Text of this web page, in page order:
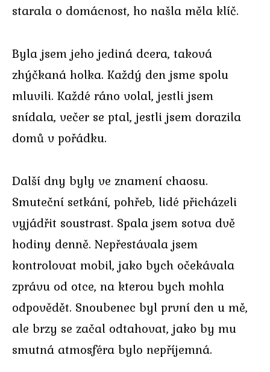
starala o domácnost, ho našla měla klíč.
Byla jsem jeho jediná dcera, taková
zhýčkaná holka. Každý den jsme spolu
mluvili. Každé ráno volal, jestli jsem
snídala, večer se ptal, jestli jsem dorazila
domů v pořádku.
Další dny byly ve znamení chaosu.
Smuteční setkání, pohřeb, lidé přicházeli
vyjádřit soustrast. Spala jsem sotva dvě
hodiny denně. Nepřestávala jsem
kontrolovat mobil, jako bych očekávala
zprávu od otce, na kterou bych mohla
odpovědět. Snoubenec byl první den u mě,
ale brzy se začal odtahovat, jako by mu
smutná atmosféra bylo nepříjemná.